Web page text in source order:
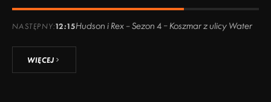
NASTĘPNY:12:15Hudson i Rex – Sezon 4 – Koszmar z ulicy Water
WIĘCEJ